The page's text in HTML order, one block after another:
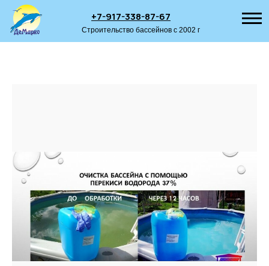
Строительство бассейнов с 2002 г
+7-917-338-87-67